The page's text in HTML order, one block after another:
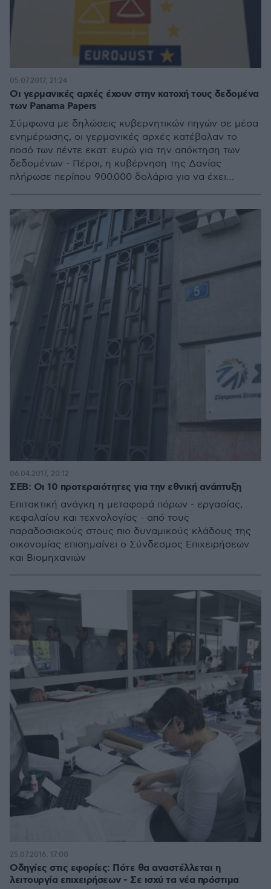
Οι γερμανικές αρχές έχουν στην κατοχή τους δεδομένα
των Panama Papers
Σύμφωνα με δηλώσεις κυβερνητικών πηγών σε μέσα
ενημέρωσης, οι γερμανικές αρχές κατέβαλαν το
ποσό των πέντε εκατ. ευρώ για την απόκτηση των
δεδομένων - Πέρσι, η κυβέρνηση της Δανίας
πλήρωσε περίπου 900.000 δολάρια για να έχει
05.07.2017, 21:24
ΣΕΒ: Οι 10 προτεραιότητες για την εθνική ανάπτυξη
Επιτακτική ανάγκη η μεταφορά πόρων - εργασίας,
κεφαλαίου και τεχνολογίας - από τους
παραδοσιακούς στους πιο δυναμικούς κλάδους της
οικονομίας επισημαίνει ο Σύνδεσμος Επιχειρήσεων
και Βιομηχανιών
06.04.2017, 20:12
Οδηγίες στις εφορίες: Πότε θα αναστέλλεται η
λειτουργία επιχειρήσεων - Σε ισχύ τα νέα πρόστιμα
25.07.2016, 17:00